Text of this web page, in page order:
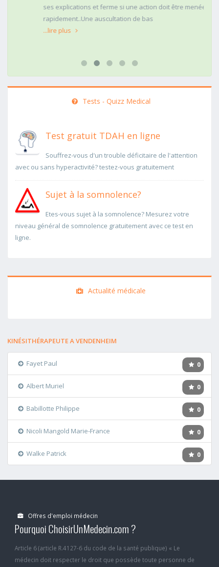
ses explications et ferme si une action doit être menée
rapidement..Une auscultation de bas
...lire plus
Tests - Quizz Medical
Test gratuit TDAH en ligne
Souffrez-vous d'un trouble déficitaire de l'attention
avec ou sans hyperactivité? testez-vous gratuitement
Sujet à la somnolence?
Etes-vous sujet à la somnolence? Mesurez votre
niveau général de somnolence gratuitement avec ce test en
ligne.
Actualité médicale
KINÉSITHÉRAPEUTE A VENDENHEIM
0
Fayet Paul
0
Albert Muriel
0
Babillotte Philippe
0
Nicoli Mangold Marie-France
0
Walke Patrick
Offres d'emploi médecin
Pourquoi ChoisirUnMedecin.com ?
Article 6 (article R.4127-6 du code de la santé publique) « Le
médecin doit respecter le droit que possède toute personne de